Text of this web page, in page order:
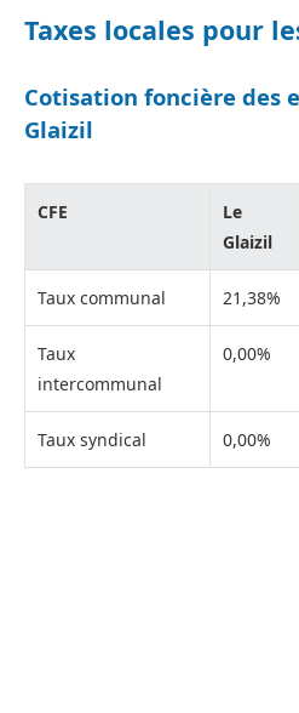
Taxes locales pour
Cotisation foncière des
Glaizil
CFE
Le
Glaizil
Taux communal 21,38%
Taux
intercommunal
0,00%
Taux syndical 0,00%